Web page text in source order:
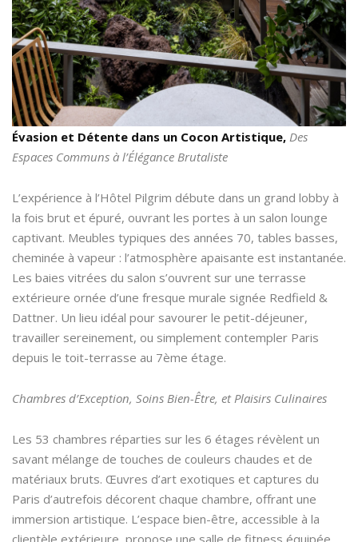
Évasion et Détente dans un Cocon Artistique, Des
Espaces Communs à l’Élégance Brutaliste
L’expérience à l’Hôtel Pilgrim débute dans un grand lobby à
la fois brut et épuré, ouvrant les portes à un salon lounge
captivant. Meubles typiques des années 70, tables basses,
cheminée à vapeur : l’atmosphère apaisante est instantanée.
Les baies vitrées du salon s’ouvrent sur une terrasse
extérieure ornée d’une fresque murale signée Redfield &
Dattner. Un lieu idéal pour savourer le petit-déjeuner,
travailler sereinement, ou simplement contempler Paris
depuis le toit-terrasse au 7ème étage.
Chambres d’Exception, Soins Bien-Être, et Plaisirs Culinaires
Les 53 chambres réparties sur les 6 étages révèlent un
savant mélange de touches de couleurs chaudes et de
matériaux bruts. Œuvres d’art exotiques et captures du
Paris d’autrefois décorent chaque chambre, offrant une
immersion artistique. L’espace bien-être, accessible à la
clientèle extérieure, propose une salle de fitness équipée,